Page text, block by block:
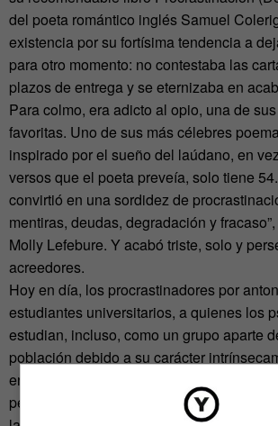
del poeta romántico inglés Samuel
existencia por su fortísima tendencia a
para otro momento: no contestaba las
plazos de entrega y se eternizaba en
Para colmo, era adicto al opio, una de
favoritas. Uno de sus más célebres
inspirado por el sueño del laúdano, en
versos que el poeta preveía, solo tiene
convirtió en una sordidez de
mentiras, deudas, degradación y
Molly Lefebure. Y acabó triste, solo y
acreedores.
Hoy en día, los procrastinadores por
estudiantes universitarios, a quienes los
estudian, incluso, como un grupo aparte
población debido a su carácter
en sus tareas. Si usted ha sido
perfección: es el momento de la vida en el